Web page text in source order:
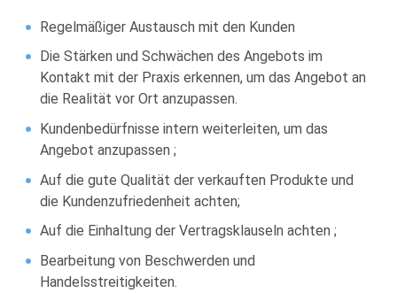
Regelmäßiger Austausch mit den Kunden
Die Stärken und Schwächen des Angebots im
Kontakt mit der Praxis erkennen, um das Angebot an
die Realität vor Ort anzupassen.
Kundenbedürfnisse intern weiterleiten, um das
Angebot anzupassen ;
Auf die gute Qualität der verkauften Produkte und
die Kundenzufriedenheit achten;
Auf die Einhaltung der Vertragsklauseln achten ;
Bearbeitung von Beschwerden und
Handelsstreitigkeiten.